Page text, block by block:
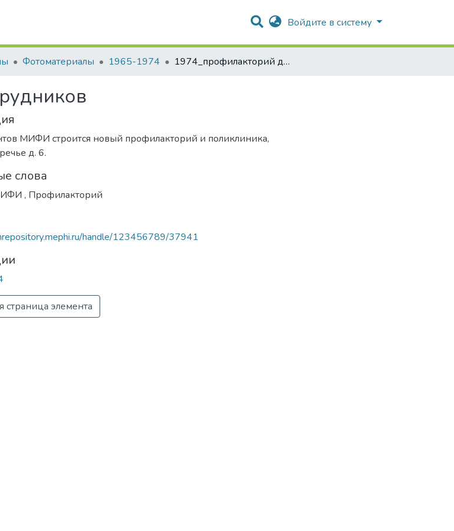
Войдите в систему
Фотоматериалы 1965-1974 1974_профилакторий для сотрудников
МИФИ строится новый профилакторий и поликлиника,
д. 6.
слова
, Профилакторий
handle/123456789/37941
страница элемента